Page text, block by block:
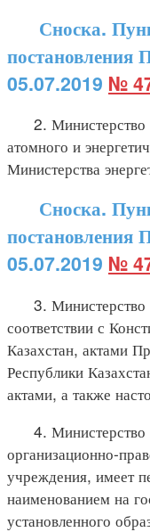
Сноска.
постановления
05.07.2019 №
2. Министерство
атомного и
Министерства
Сноска.
постановления
05.07.2019 №
3. Министерство
соответствии с
Казахстан, актами
Республики
актами, а также
4. Министерство
организационно-
учреждения, имеет
наименованием на
установленного